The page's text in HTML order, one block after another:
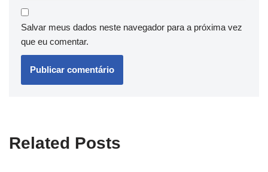
Salvar meus dados neste navegador para a próxima vez
que eu comentar.
Related Posts